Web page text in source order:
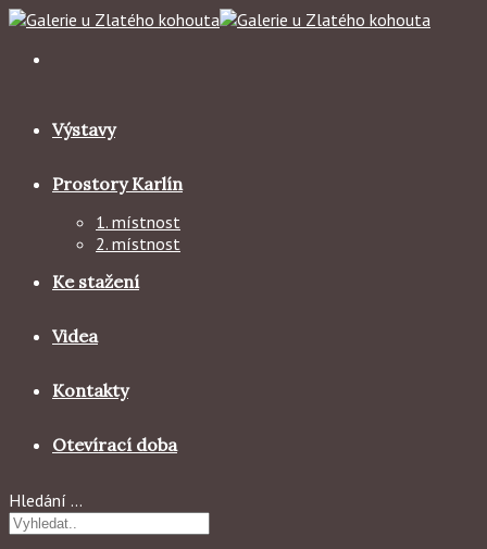
Skip
content
Výstavy
Prostory Karlín
1. místnost
2. místnost
Ke stažení
Videa
Kontakty
Otevírací doba
Hledání …